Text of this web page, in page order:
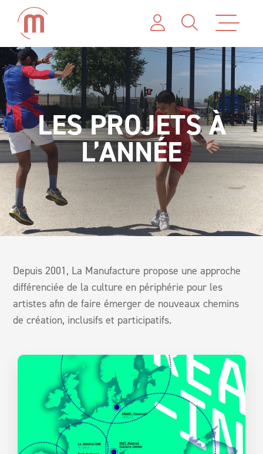
LES PROJETS À
L’ANNÉE
Depuis 2001, La Manufacture propose une approche
différenciée de la culture en périphérie pour les
artistes afin de faire émerger de nouveaux chemins
de création, inclusifs et participatifs.